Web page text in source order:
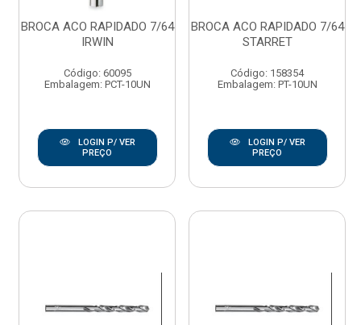
BROCA ACO RAPIDADO 7/64
IRWIN
Código: 60095
Embalagem: PCT-10UN
LOGIN P/ VER
PREÇO
BROCA ACO RAPIDADO 7/64
STARRET
Código: 158354
Embalagem: PT-10UN
LOGIN P/ VER
PREÇO